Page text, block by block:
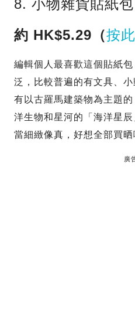
8. 小物雜貨貼紙包
約 HK$5.29（按
編輯個人最喜歡這個貼紙
泛，比較普遍的有文具、
有以古羅馬建築物為主題
洋生物和星河的「海洋星
當細緻像真，好想全部買晒
廣